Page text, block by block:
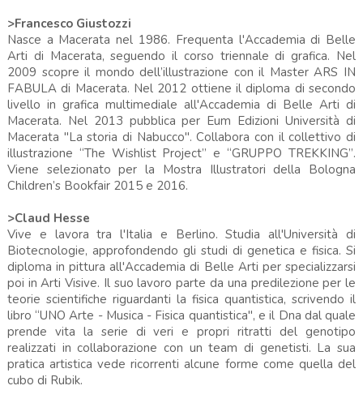
>Francesco Giustozzi
Nasce a Macerata nel 1986. Frequenta l'Accademia di Belle
Arti di Macerata, seguendo il corso triennale di grafica. Nel
2009 scopre il mondo dell’illustrazione con il Master ARS IN
FABULA di Macerata. Nel 2012 ottiene il diploma di secondo
livello in grafica multimediale all'Accademia di Belle Arti di
Macerata. Nel 2013 pubblica per Eum Edizioni Università di
Macerata "La storia di Nabucco". Collabora con il collettivo di
illustrazione “The Wishlist Project” e “GRUPPO TREKKING”.
Viene selezionato per la Mostra Illustratori della Bologna
Children’s Bookfair 2015 e 2016.
>Claud Hesse
Vive e lavora tra l'Italia e Berlino. Studia all'Università di
Biotecnologie, approfondendo gli studi di genetica e fisica. Si
diploma in pittura all'Accademia di Belle Arti per specializzarsi
poi in Arti Visive. Il suo lavoro parte da una predilezione per le
teorie scientifiche riguardanti la fisica quantistica, scrivendo il
libro “UNO Arte - Musica - Fisica quantistica", e il Dna dal quale
prende vita la serie di veri e propri ritratti del genotipo
realizzati in collaborazione con un team di genetisti. La sua
pratica artistica vede ricorrenti alcune forme come quella del
cubo di Rubik.